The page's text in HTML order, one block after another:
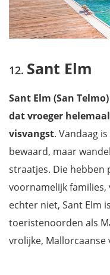
Sant Elm
Sant Elm (San
dat vroeger
visvangst. Vandaag
bewaard, maar
straatjes. Die hebben
voornamelijk families,
echter niet, Sant Elm
toeristenoorden als
vrolijke, Mallorcaanse